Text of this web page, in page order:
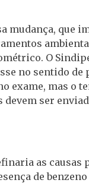
mudança, que
O
no sentido de
exame, mas o
devem ser
as causas
de